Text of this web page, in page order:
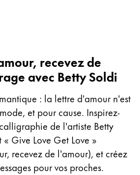
recevez de
avec Betty Soldi
: la lettre d'amour n'est
et pour cause. Inspirez-
de l'artiste Betty
Give Love Get Love »
recevez de l'amour), et créez
pour vos proches.